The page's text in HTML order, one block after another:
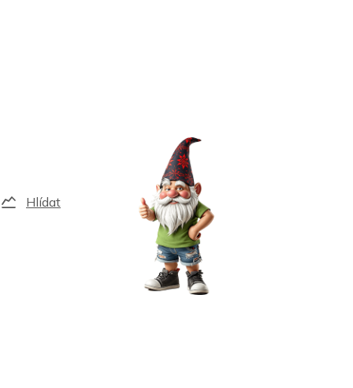
Hlídat